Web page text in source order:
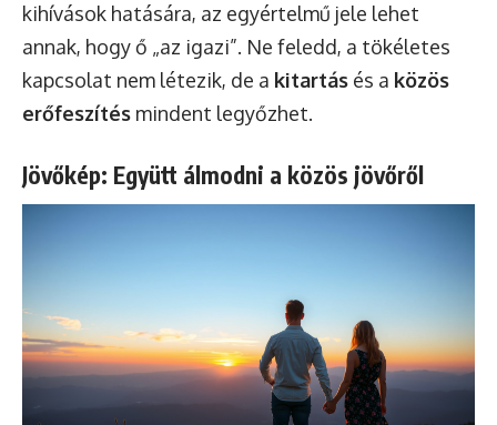
kihívások hatására, az egyértelmű jele lehet
annak, hogy ő „az igazi”. Ne feledd, a tökéletes
kapcsolat nem létezik, de a kitartás és a közös
erőfeszítés mindent legyőzhet.
Jövőkép: Együtt álmodni a közös jövőről